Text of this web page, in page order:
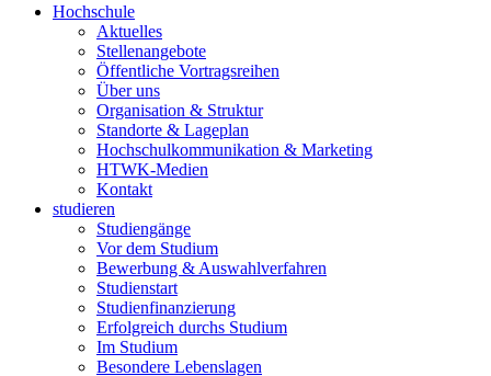
Hochschule
Aktuelles
Stellenangebote
Öffentliche Vortragsreihen
Über uns
Organisation & Struktur
Standorte & Lageplan
Hochschulkommunikation & Marketing
HTWK-Medien
Kontakt
studieren
Studiengänge
Vor dem Studium
Bewerbung & Auswahlverfahren
Studienstart
Studienfinanzierung
Erfolgreich durchs Studium
Im Studium
Besondere Lebenslagen